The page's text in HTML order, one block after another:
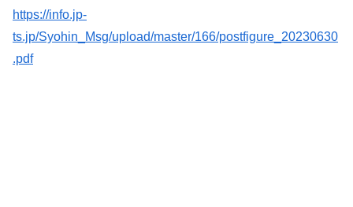
https://info.jp-
ts.jp/Syohin_Msg/upload/master/166/postfigure_20230630
.pdf